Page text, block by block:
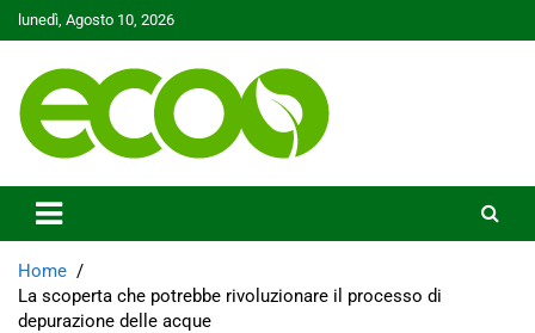
Skip
to
lunedì, Agosto 10, 2026
Ecoo.it
Home
La scoperta che potrebbe rivoluzionare il processo di
depurazione delle acque